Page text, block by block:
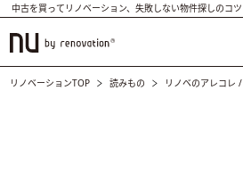
中古を買ってリノベーション、失敗しない物件探しのコツ
リノベーションTOP 読みもの リノベのアレコレ /